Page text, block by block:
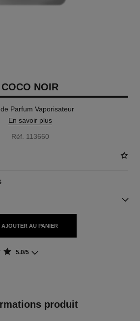
COCO NOIR
Parfum Vaporisateur
En savoir plus
Réf. 113660
AJOUTER AU PANIER
5.0/5
produit